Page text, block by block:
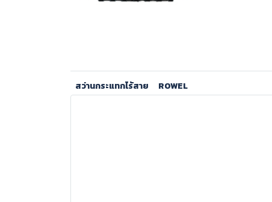
สว่านกระแทกไร้สาย ROWEL